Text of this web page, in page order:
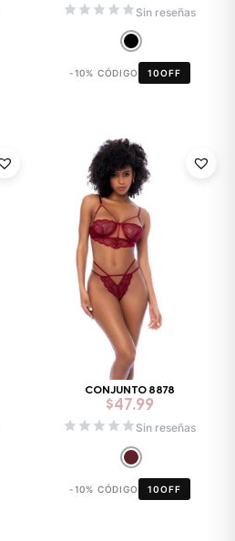
Sin reseñas
-10% CÓDIGO 10OFF
CONJUNTO 8878
$47.99
Sin reseñas
-10% CÓDIGO 10OFF